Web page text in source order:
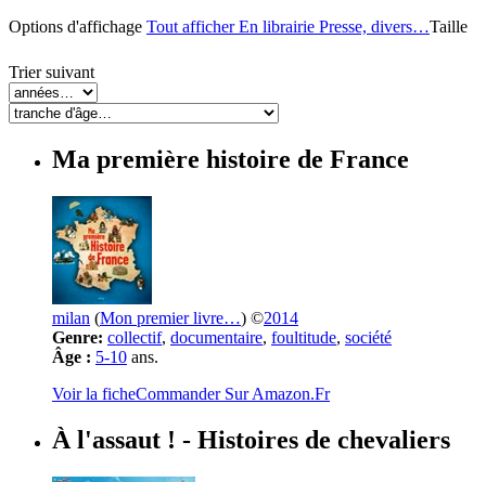
Options d'affichage Tout afficherEn librairie Presse, divers…Taille
Trier suivant
Ma première histoire de France
milan (Mon premier livre…) ©2014
Genre: collectif, documentaire, foultitude, société
Âge : 5-10 ans.
Voir la ficheCommander Sur Amazon.Fr
À l'assaut ! - Histoires de chevaliers